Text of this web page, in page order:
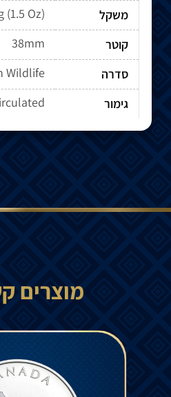
משקל
(1.5 Oz)
קוטר
38mm
סדרה
Wildlife
גימור
מוצרים